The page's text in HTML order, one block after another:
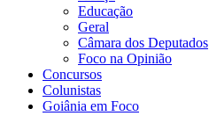
Educação
Geral
Câmara dos Deputados
Foco na Opinião
Concursos
Colunistas
Goiânia em Foco